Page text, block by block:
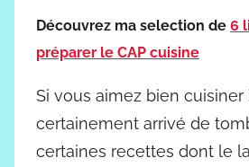
Découvrez ma selection de 6
préparer le CAP cuisine
Si vous aimez bien cuisiner
certainement arrivé de
certaines recettes dont le